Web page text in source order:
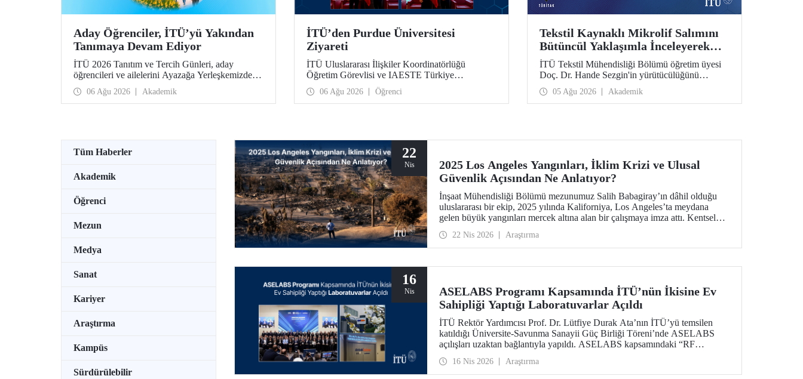
Aday Öğrenciler, İTÜ’yü Yakından
Tanımaya Devam Ediyor
İTÜ 2026 Tanıtım ve Tercih Günleri, aday
öğrencileri ve ailelerini Ayazağa Yerleşkemizde
ağırlamaya devam ediyor. Tanıtım ve Tercih
Günleri 7 Ağustos’ta tamamlanacak, ilgili fakülte
ve birimler adaylara bilgi vermeye devam edecek.
06 Ağu 2026 Akademik
İTÜ’den Purdue Üniversitesi
Ziyareti
İTÜ Uluslararası İlişkiler Koordinatörlüğü
Öğretim Görevlisi ve IAESTE Türkiye
Sorumlusu Cahit Okan, akademik ilişkileri ve iş
birliğini geliştirmek amacıyla 20-27 Temmuz
tarihlerinde ABD’de dünyanın önde gelen
06 Ağu 2026 Öğrenci
Tekstil Kaynaklı Mikrolif Salımını
Bütüncül Yaklaşımla İnceleyerek
Analiz ve Azaltım Stratejileri
Geliştirecek Projeye TÜBİTAK
Desteği
İTÜ Tekstil Mühendisliği Bölümü öğretim üyesi
Doç. Dr. Hande Sezgin'in yürütücülüğünü
üstlendiği “Sürdürülebilir Pamuk ve Polyester
Esaslı Tekstil Ürünlerinde Kullanım Koşullarına
Bağlı Mikrolif Salımı: Aşınma, UV Maruziyeti ve
proje, TÜBİTAK 2515 – COST Aksiyon Üyeleri
desteklenmeye hak kazandı.
05 Ağu 2026 Akademik
Tüm Haberler
Akademik
Öğrenci
Mezun
Medya
Sanat
Kariyer
Araştırma
Kampüs
Sürdürülebilir
22
Nis
2025 Los Angeles Yangınları, İklim Krizi ve Ulusal
Güvenlik Açısından Ne Anlatıyor?
İnşaat Mühendisliği Bölümü mezunumuz Salih Babagiray’ın dâhil olduğu
uluslararası bir ekip, 2025 yılında Kaliforniya, Los Angeles’ta meydana
gelen büyük yangınları mercek altına alan bir çalışmaya imza attı. Kentsel
kazanan bir ulusal güvenlik meselesi olduğuna vurgu yapan araştırma,
Nature’ın kentler odaklı yayın organı olan Nature Cities’te yayımlandı.
22 Nis 2026 Araştırma
16
Nis
ASELABS Programı Kapsamında İTÜ’nün İkisine Ev
Sahipliği Yaptığı Laboratuvarlar Açıldı
İTÜ Rektör Yardımcısı Prof. Dr. Lütfiye Durak Ata’nın İTÜ’yü temsilen
katıldığı Üniversite-Savunma Sanayii Güç Birliği Töreni’nde ASELABS
açılışları uzaktan bağlantıyla yapıldı. ASELABS kapsamındaki “RF
Üstü ve Otonomi Teknolojileri Laboratuvarı” İTÜ’nün Ayazağa
Yerleşkesi’nde yer alıyor.
16 Nis 2026 Araştırma